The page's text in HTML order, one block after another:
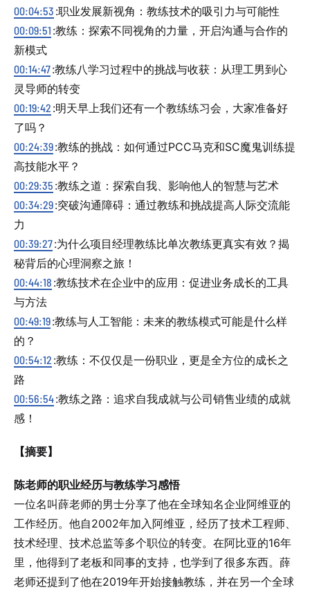
00:04:53 :职业发展新视角：教练技术的吸引力与可能性
00:09:51 :教练：探索不同视角的力量，开启沟通与合作的
新模式
00:14:47:教练八学习过程中的挑战与收获：从理工男到心
灵导师的转变
00:19:42 :明天早上我们还有一个教练练习会，大家准备好
了吗？
00:24:39:教练的挑战：如何通过PCC马克和SC魔鬼训练提
高技能水平？
00:29:35 :教练之道：探索自我、影响他人的智慧与艺术
00:34:29:突破沟通障碍：通过教练和挑战提高人际交流能
力
00:39:27:为什么项目经理教练比单次教练更真实有效？揭
秘背后的心理洞察之旅！
00:44:18 :教练技术在企业中的应用：促进业务成长的工具
与方法
00:49:19:教练与人工智能：未来的教练模式可能是什么样
的？
00:54:12 :教练：不仅仅是一份职业，更是全方位的成长之
路
00:56:54:教练之路：追求自我成就与公司销售业绩的成就
感！
【摘要】
陈老师的职业经历与教练学习感悟
一位名叫薛老师的男士分享了他在全球知名企业阿维亚的
工作经历。他自2002年加入阿维亚，经历了技术工程师、
技术经理、技术总监等多个职位的转变。在阿比亚的16年
里，他得到了老板和同事的支持，也学到了很多东西。薛
老师还提到了他在2019年开始接触教练，并在另一个全球